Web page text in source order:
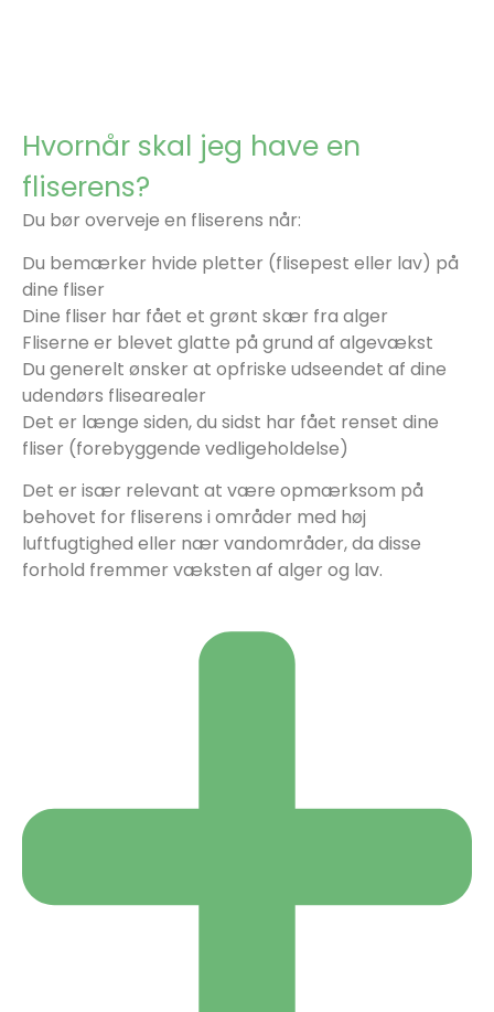
Hvornår skal jeg have en
fliserens?
Du bør overveje en fliserens når:
Du bemærker hvide pletter (flisepest eller lav) på
dine fliser
Dine fliser har fået et grønt skær fra alger
Fliserne er blevet glatte på grund af algevækst
Du generelt ønsker at opfriske udseendet af dine
udendørs flisearealer
Det er længe siden, du sidst har fået renset dine
fliser (forebyggende vedligeholdelse)
Det er især relevant at være opmærksom på
behovet for fliserens i områder med høj
luftfugtighed eller nær vandområder, da disse
forhold fremmer væksten af alger og lav.